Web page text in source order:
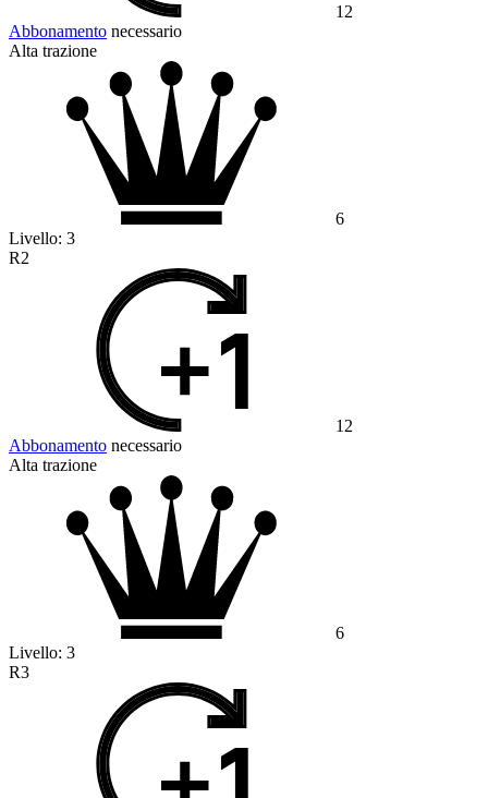
12
Abbonamento necessario
Alta trazione
6
Livello: 3
R2
12
Abbonamento necessario
Alta trazione
6
Livello: 3
R3